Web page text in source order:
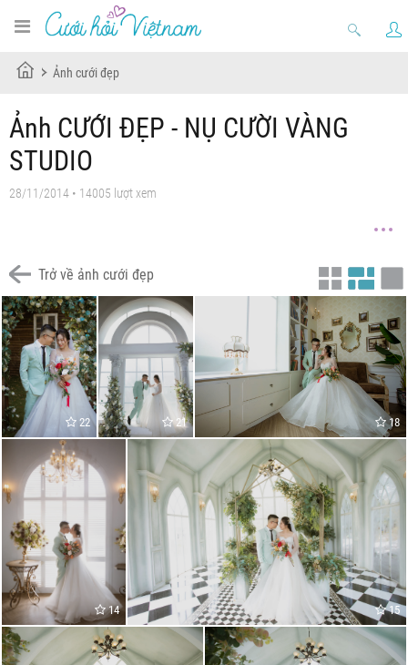
Ảnh cưới đẹp
Ảnh CƯỚI ĐẸP - NỤ CƯỜI VÀNG
STUDIO
28/11/2014 • 14005 lượt xem
Trở về ảnh cưới đẹp
22 21 18
14 15